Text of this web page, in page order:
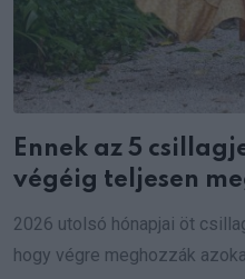
Ennek az 5
végéig teljesen
2026 utolsó hónapjai öt
hogy végre meghozzák